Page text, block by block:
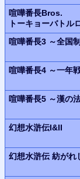
喧嘩番長Bros.
トーキョーバトル
喧嘩番長3 ～全国
喧嘩番長4 ～一年
喧嘩番長5 ～漢の
幻想水滸伝I&II
幻想水滸伝 紡がれ